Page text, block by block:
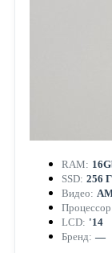
RAM:
SSD: 256
Видео:
LCD: '14
Бренд: —